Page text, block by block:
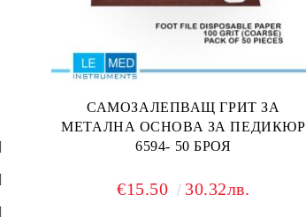
САМОЗАЛЕПВАЩ ГРИТ ЗА
МЕТАЛНА ОСНОВА ЗА ПЕДИКЮР
6594- 50 БРОЯ
€15.50 30.32лв.